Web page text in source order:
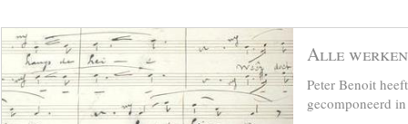
Alle werken
Peter Benoit
gecomponeerd